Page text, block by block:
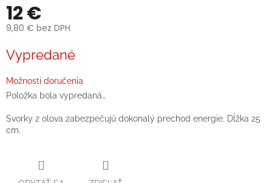
12 €
9,80 € bez DPH
cena:
Vypredané
Možnosti doručenia
Položka bola vypredaná…
Svorky z olova zabezpečujú dokonalý prechod energie. Dĺžka 25
cm.